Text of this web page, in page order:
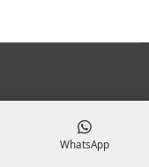
WhatsApp